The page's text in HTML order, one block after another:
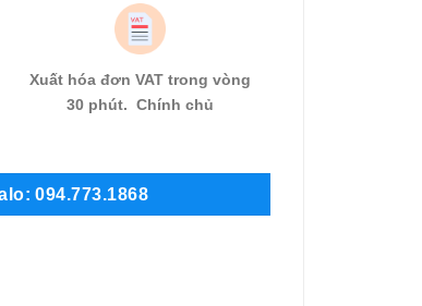
Xuất hóa đơn VAT trong vòng
30 phút. Chính chủ
094.773.1868